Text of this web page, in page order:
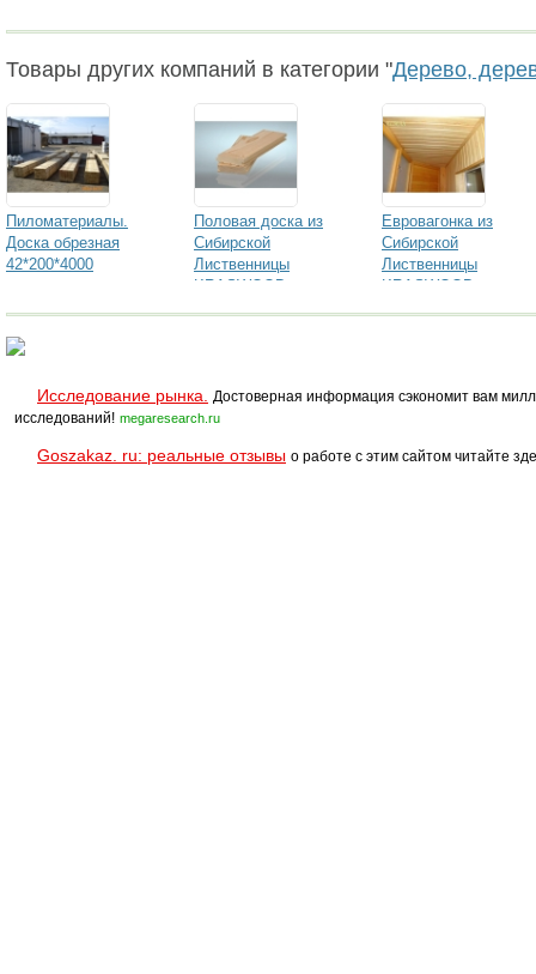
Товары других компаний в категории "Дерево,
Пиломатериалы.
Доска обрезная
42*200*4000
Половая доска из
Сибирской
Лиственницы
KRASWOOD
Евровагонка из
Сибирской
Лиственницы
KRASWOOD
Исследование рынка.
Достоверная информация сэкономит вам
исследований! megaresearch.ru
Goszakaz. ru: реальные отзывы о работе с этим сайтом читайте